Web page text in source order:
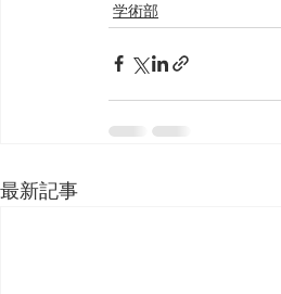
学術部
最新記事